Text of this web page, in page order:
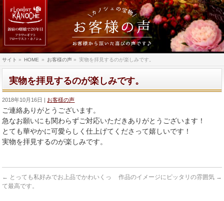
サイト » HOME » お客様の声 » 実物を拝見するのが楽しみです。
実物を拝見するのが楽しみです。
2018年10月16日 お客様の声
ご連絡ありがとうございます。
急なお願いにも関わらずご対応いただきありがとうございます！
とても華やかに可愛らしく仕上げてくださって嬉しいです！
実物を拝見するのが楽しみです。
← とっても私好みでお上品でかわいくっ
て最高です。
作品のイメージにピッタリの雰囲気 →